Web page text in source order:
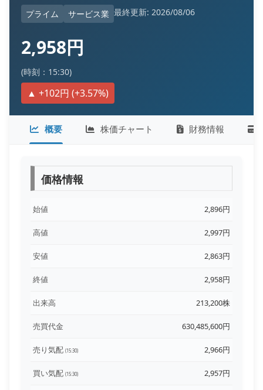
プライム サービス業 最終更新: 2026/08/06
2,958円
(時刻：15:30)
▲ +102円 (+3.57%)
概要 株価チャート 財務情報
価格情報
始値 2,896円
高値 2,997円
安値 2,863円
終値 2,958円
出来高 213,200株
売買代金 630,485,600円
売り気配 (15:30) 2,966円
買い気配 (15:30) 2,957円